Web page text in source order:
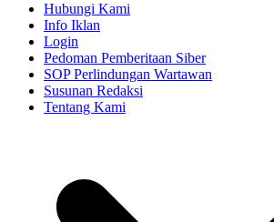
Hubungi Kami
Info Iklan
Login
Pedoman Pemberitaan Siber
SOP Perlindungan Wartawan
Susunan Redaksi
Tentang Kami